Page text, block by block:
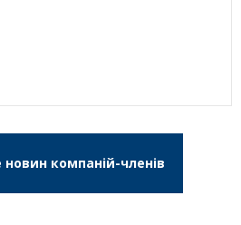
новин компаній-членів